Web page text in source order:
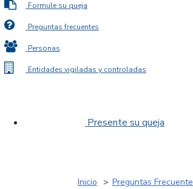
Formule su queja
Preguntas frecuentes
Personas
Entidades vigiladas y controladas
Presente su queja
Inicio Preguntas